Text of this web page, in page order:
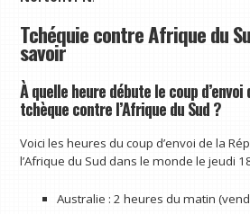
Tchéquie contre Afrique du
savoir
À quelle heure débute le coup
tchèque contre l’Afrique du Sud ?
Voici les heures du coup d’envoi de la
l’Afrique du Sud dans le monde le jeudi
Australie : 2 heures du matin